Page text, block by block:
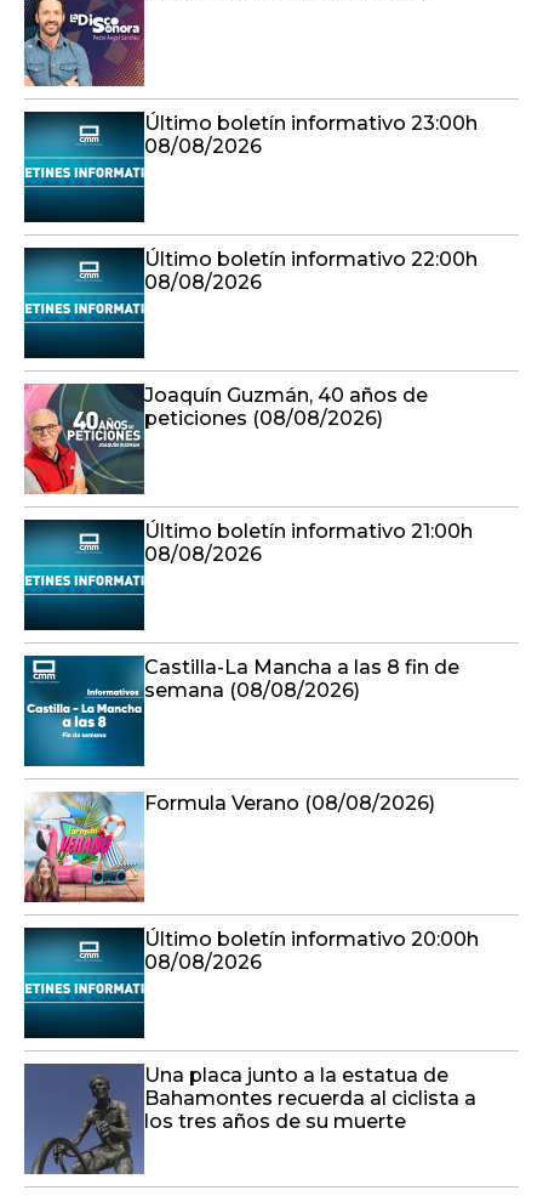
Último boletín informativo 23:00h
08/08/2026
Último boletín informativo 22:00h
08/08/2026
Joaquín Guzmán, 40 años de
peticiones (08/08/2026)
Último boletín informativo 21:00h
08/08/2026
Castilla-La Mancha a las 8 fin de
semana (08/08/2026)
Formula Verano (08/08/2026)
Último boletín informativo 20:00h
08/08/2026
Una placa junto a la estatua de
Bahamontes recuerda al ciclista a
los tres años de su muerte